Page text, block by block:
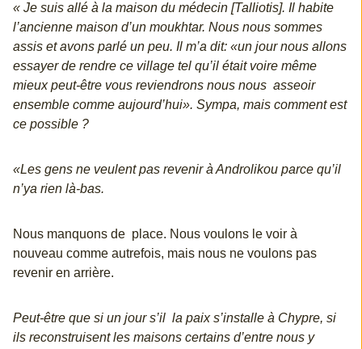
« Je suis allé à la maison du médecin [Talliotis]. Il habite
l’ancienne maison d’un moukhtar. Nous nous sommes
assis et avons parlé un peu. Il m’a dit: «un jour nous allons
essayer de rendre ce village tel qu’il était voire même
mieux peut-être vous reviendrons nous nous asseoir
ensemble comme aujourd’hui». Sympa, mais comment est
ce possible ?
«Les gens ne veulent pas revenir à Androlikou parce qu’il
n’ya rien là-bas.
Nous manquons de place. Nous voulons le voir à
nouveau comme autrefois, mais nous ne voulons pas
revenir en arrière.
Peut-être que si un jour s’il la paix s’installe à Chypre, si
ils reconstruisent les maisons certains d’entre nous y